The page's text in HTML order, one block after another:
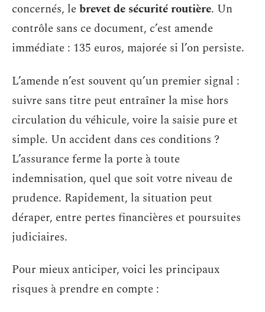
concernés, lebrevet de sécurité routière. Un
contrôle sans ce document, c’est amende
immédiate : 135 euros, majorée si l’on persiste.
L’amende n’est souvent qu’un premier signal :
suivre sans titre peut entraîner la mise hors
circulation du véhicule, voire la saisie pure et
simple. Un accident dans ces conditions ?
L’assurance ferme la porte à toute
indemnisation, quel que soit votre niveau de
prudence. Rapidement, la situation peut
déraper, entre pertes financières et poursuites
judiciaires.
Pour mieux anticiper, voici les principaux
risques à prendre en compte :